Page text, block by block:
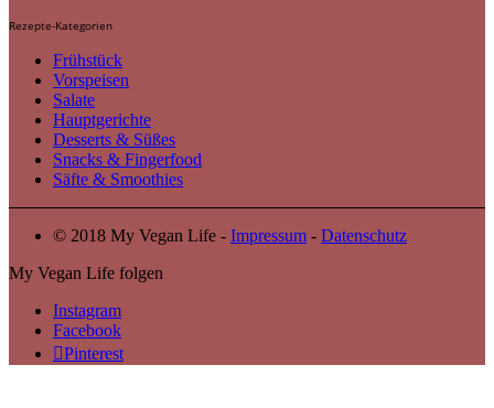
Rezepte-Kategorien
Frühstück
Vorspeisen
Salate
Hauptgerichte
Desserts & Süßes
Snacks & Fingerfood
Säfte & Smoothies
© 2018 My Vegan Life - Impressum - Datenschutz
My Vegan Life folgen
Instagram
Facebook
Pinterest